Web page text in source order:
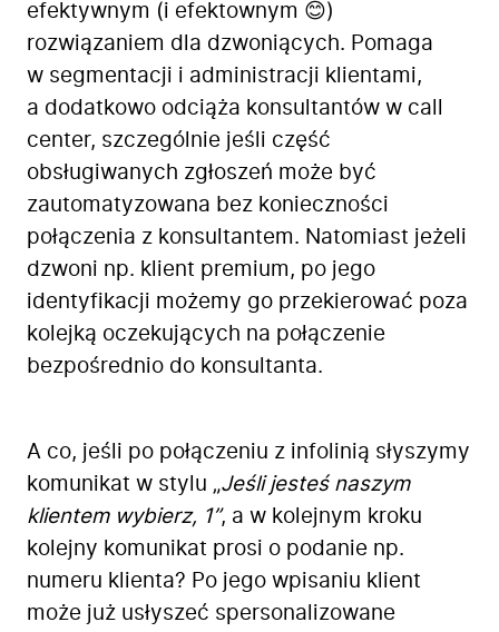
efektywnym (i efektownym 😊)
rozwiązaniem dla dzwoniących. Pomaga
w segmentacji i administracji klientami,
a dodatkowo odciąża konsultantów w call
center, szczególnie jeśli część
obsługiwanych zgłoszeń może być
zautomatyzowana bez konieczności
połączenia z konsultantem. Natomiast jeżeli
dzwoni np. klient premium, po jego
identyfikacji możemy go przekierować poza
kolejką oczekujących na połączenie
bezpośrednio do konsultanta.
A co, jeśli po połączeniu z infolinią słyszymy
komunikat w stylu „Jeśli jesteś naszym
klientem wybierz, 1”, a w kolejnym kroku
kolejny komunikat prosi o podanie np.
numeru klienta? Po jego wpisaniu klient
może już usłyszeć spersonalizowane